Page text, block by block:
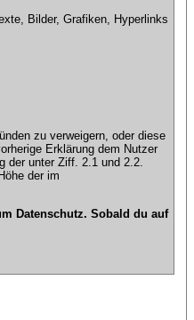
Bilder, Grafiken, Hyperlinks
zu verweigern, oder diese
Erklärung dem Nutzer
der unter Ziff. 2.1 und 2.2.
der im
Datenschutz. Sobald du auf